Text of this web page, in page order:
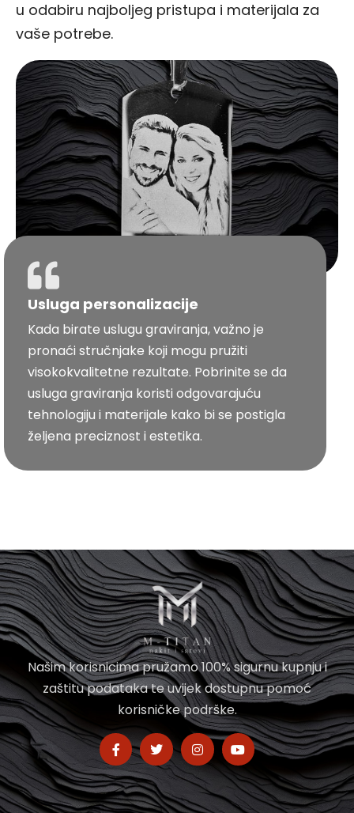
u odabiru najboljeg pristupa i materijala za
vaše potrebe.
Usluga personalizacije
Kada birate uslugu graviranja, važno je
pronaći stručnjake koji mogu pružiti
visokokvalitetne rezultate. Pobrinite se da
usluga graviranja koristi odgovarajuću
tehnologiju i materijale kako bi se postigla
željena preciznost i estetika.
Našim korisnicima pružamo 100% sigurnu kupnju i
zaštitu podataka te uvijek dostupnu pomoć
korisničke podrške.